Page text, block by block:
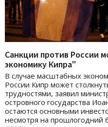
Санкции против России
экономику Кипра"
В случае масштабных
России Кипр может
трудностями, заявил
островного государства
остаются основными
несмотря на прошлогодний